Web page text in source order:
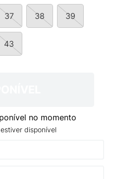
37 38 39
43
no momento
disponível